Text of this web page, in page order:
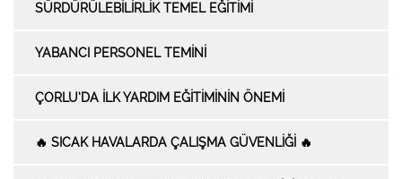
SÜRDÜRÜLEBILIRLIK TEMEL EĞITIMI
YABANCI PERSONEL TEMINI
ÇORLU’DA İLK YARDIM EĞITIMININ ÖNEMI
🔥 SICAK HAVALARDA ÇALIŞMA GÜVENLIĞI 🔥